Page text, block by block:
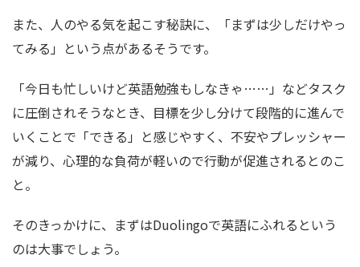
また、人のやる気を起こす秘訣に、「まずは少しだけやっ
てみる」という点があるそうです。
「今日も忙しいけど英語勉強もしなきゃ……」などタスク
に圧倒されそうなとき、目標を少し分けて段階的に進んで
いくことで「できる」と感じやすく、不安やプレッシャー
が減り、心理的な負荷が軽いので行動が促進されるとのこ
と。
そのきっかけに、まずはDuolingoで英語にふれるという
のは大事でしょう。